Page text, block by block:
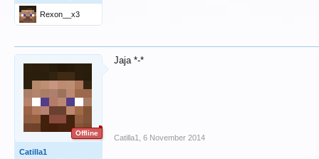
Rexon__x3
Offline
Catilla1
Jaja *-*
Catilla1 6 November 2014